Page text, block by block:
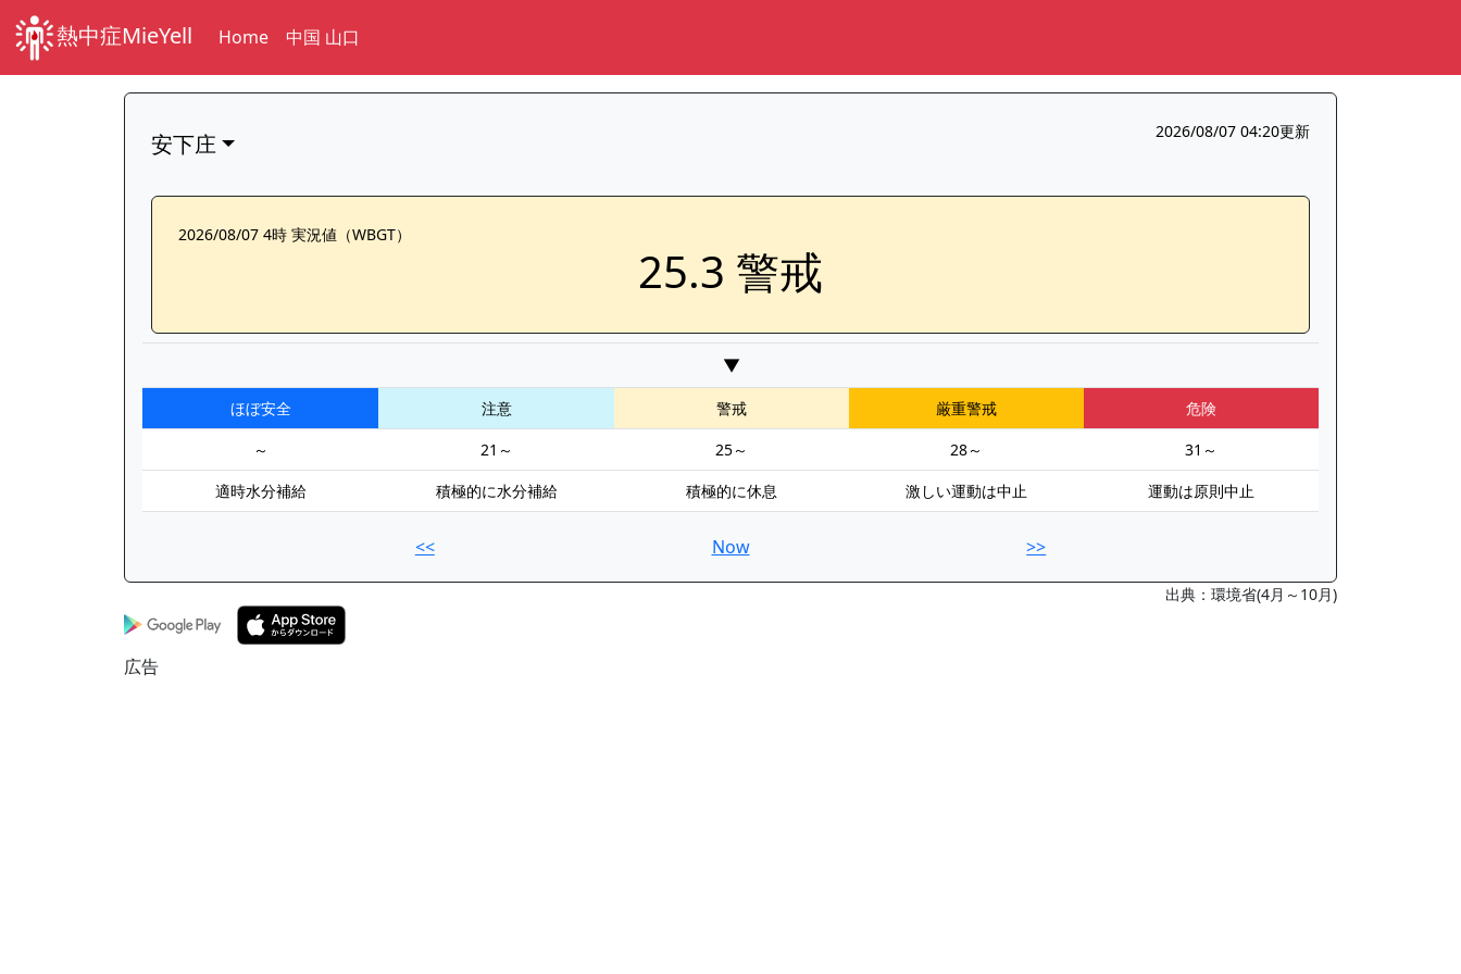
熱中症MieYell Home 中国 山口
安下庄 2026/08/07 04:20更新
2026/08/07 4時 実況値（WBGT）
25.3 警戒
▼
ほぼ安全 注意 警戒 厳重警戒
危険
～
21～ 25～ 28～
31～
適時水分補給
積極的に水分補給 積極的に休息 激しい運動は中止 運動は原則中止
<< Now >>
出典：環境省(4月～10月)
広告